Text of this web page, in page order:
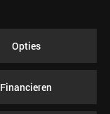
Opties
Financieren